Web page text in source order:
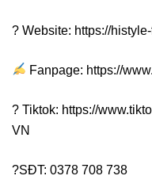
? Website: https://
Fanpage: https://
? Tiktok: https://
VN
?SĐT: 0378 708 738